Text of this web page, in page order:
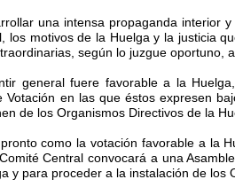
una intensa propaganda interior
los motivos de la Huelga y la justicia
según lo juzgue
general fuere favorable a la
Votación en las que éstos expresen
de los Organismos Directivos de la
como la votación favorable a la
Central convocará a una
y para proceder a la instalación de los